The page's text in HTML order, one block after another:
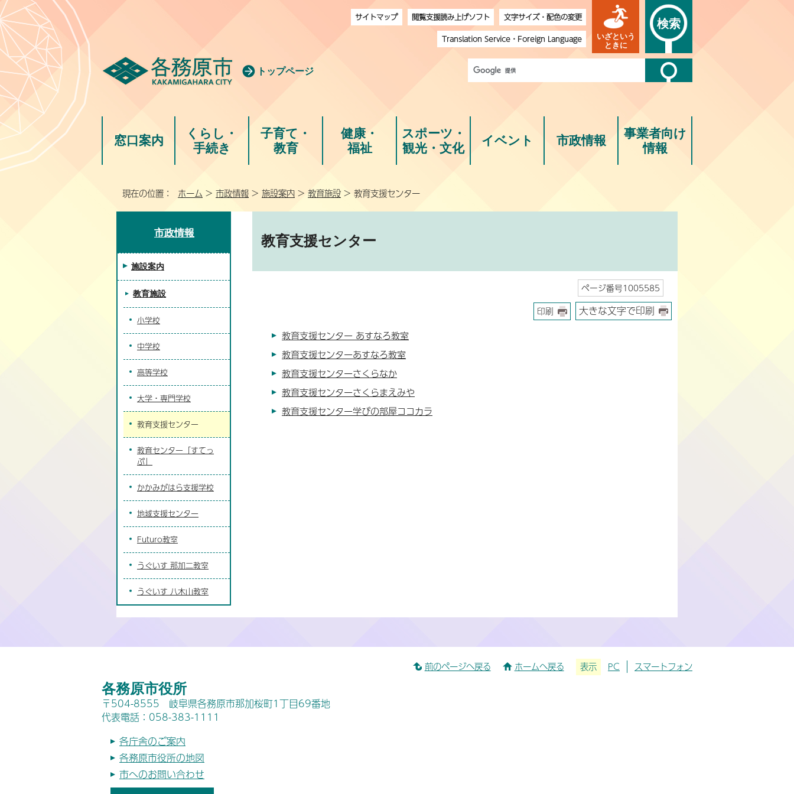
トップページ
サイトマップ 閲覧支援読み上げソフト
文字サイズ・配色の変更
Translation Service・ Foreign Language
いざという
ときに
検索
窓口案内
くらし・
手続き
子育て・
教育
健康・
福祉
スポーツ・
観光・文化
イベント 市政情報
事業者向け
情報
現在の位置： ホーム > 市政情報 > 施設案内 > 教育施設 > 教育支援センター
教育支援センター
ページ番号1005585
印刷
大きな文字で印刷
教育支援センター あすなろ教室
教育支援センターあすなろ教室
教育支援センターさくらなか
教育支援センターさくらまえみや
教育支援センター学びの部屋ココカラ
市政情報
施設案内
教育施設
小学校
中学校
高等学校
大学・専門学校
教育支援センター
教育センター「すてっ
ぷ」
かかみがはら支援学校
地域支援センター
Futuro教室
うぐいす 那加二教室
うぐいす 八木山教室
前のページへ戻る ホームへ戻る 表示 PC スマートフォン
各務原市役所
〒504-8555 岐阜県各務原市那加桜町1丁目69番地
代表電話：058-383-1111
各庁舎のご案内
各務原市役所の地図
市へのお問い合わせ